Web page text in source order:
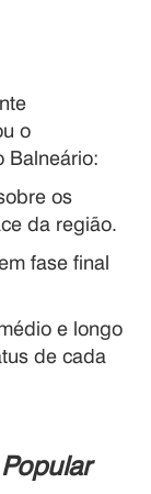
o
Balneário:
os
da região.
fase final
e longo
de cada